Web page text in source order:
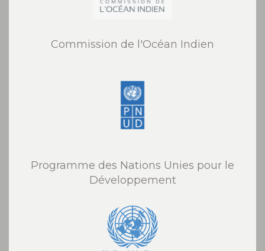
Commission de l'Océan Indien
Programme des Nations Unies pour le
Développement